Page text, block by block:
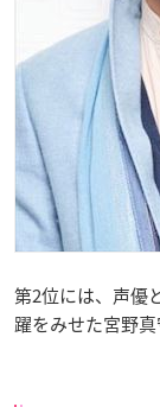
第2位には、声優
躍をみせた宮野